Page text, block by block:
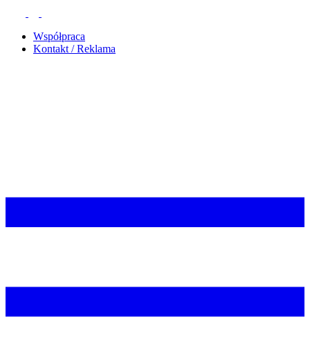
Współpraca
Kontakt / Reklama